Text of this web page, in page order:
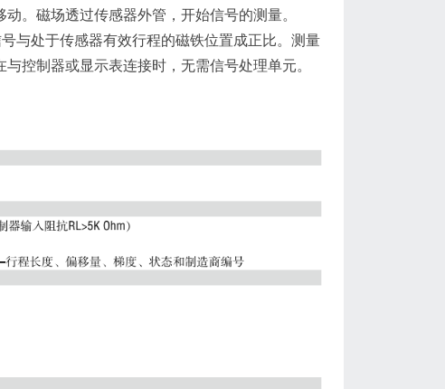
磁场透过传感器外管，开始信号的测量。
与处于传感器有效行程的磁铁位置成正比。测量
控制器或显示表连接时，无需信号处理单元。